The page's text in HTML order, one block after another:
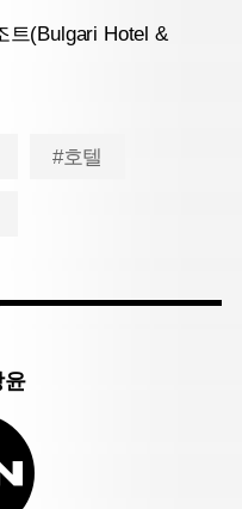
트(Bulgari Hotel &
#호텔
윤